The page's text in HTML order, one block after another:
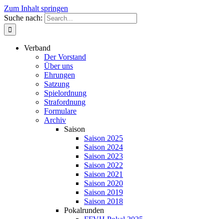
Zum Inhalt springen
Suche nach:
Verband
Der Vorstand
Über uns
Ehrungen
Satzung
Spielordnung
Strafordnung
Formulare
Archiv
Saison
Saison 2025
Saison 2024
Saison 2023
Saison 2022
Saison 2021
Saison 2020
Saison 2019
Saison 2018
Pokalrunden